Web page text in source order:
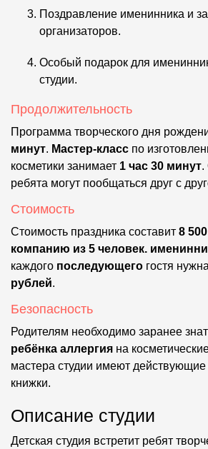
Поздравление именинника и
организаторов.
Особый подарок для
студии.
Продолжительность
Программа творческого дня
минут. Мастер-класс по
косметики занимает 1 час 30 минут.
ребята могут пообщаться друг с
Стоимость
Стоимость праздника составит 8
компанию из 5 человек.
каждого последующего гостя нужна
рублей.
Безопасность
Родителям необходимо заранее
ребёнка аллергия на
мастера студии имеют
книжки.
Описание студии
Детская студия встретит ребят